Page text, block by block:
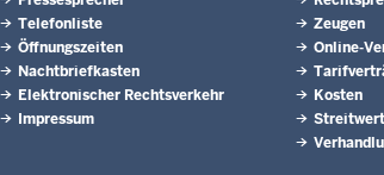
Telefonliste
Öffnungszeiten
Nachtbriefkasten
Elektronischer Rechtsverkehr
Impressum
Zeugen
Online-
Kosten